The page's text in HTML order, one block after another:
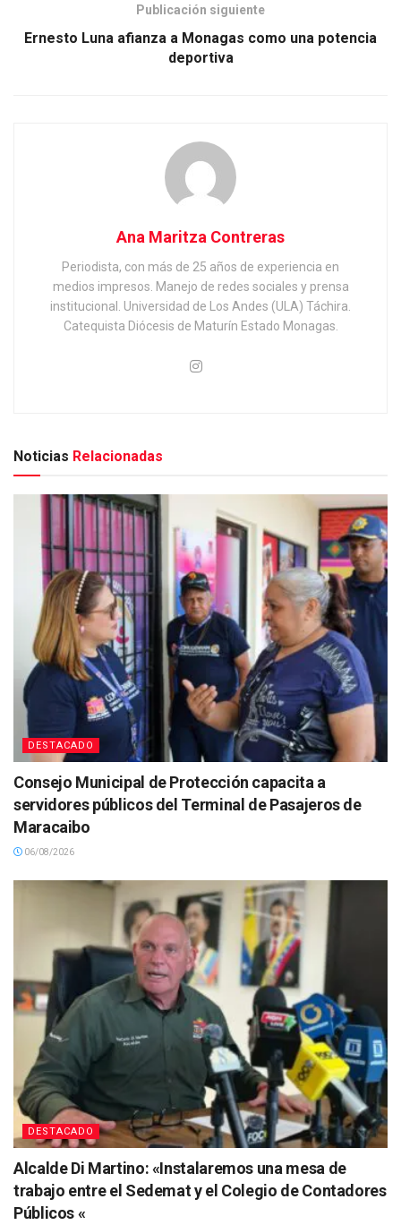
Publicación siguiente
Ernesto Luna afianza a Monagas como una potencia
deportiva
Ana Maritza Contreras
Periodista, con más de 25 años de experiencia en
medios impresos. Manejo de redes sociales y prensa
institucional. Universidad de Los Andes (ULA) Táchira.
Catequista Diócesis de Maturín Estado Monagas.
Noticias Relacionadas
DESTACADO
Consejo Municipal de Protección capacita a
servidores públicos del Terminal de Pasajeros de
Maracaibo
06/08/2026
DESTACADO
Alcalde Di Martino: «Instalaremos una mesa de
trabajo entre el Sedemat y el Colegio de Contadores
Públicos «